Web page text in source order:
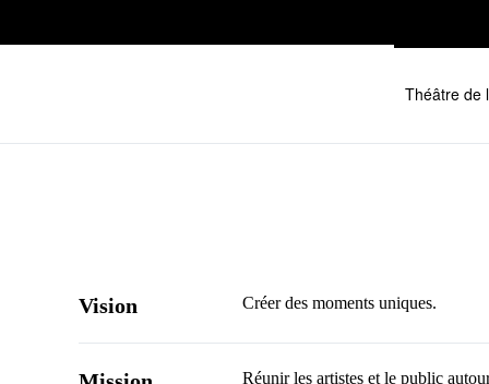
Théâtre de
Vision Créer des moments uniques.
Réunir les artistes et le public